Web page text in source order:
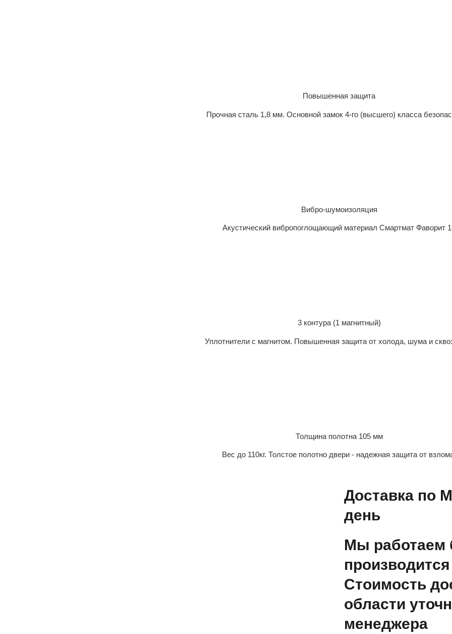
Повышенная защита
Прочная сталь 1,8 мм. Основной замок 4-го (высшего) класса
Вибро-шумоизоляция
Акустический вибропоглощающий материал Смартмат Фаворит
3 контура (1 магнитный)
Уплотнители с магнитом. Повышенная защита от холода, шума и
Толщина полотна 105 мм
Вес до 110кг. Толстое полотно двери - надежная защита от
Доставка по
день
Мы работаем
Стоимость
области
менеджера